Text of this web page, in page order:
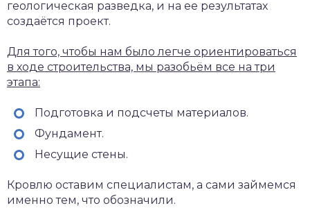
геологическая разведка, и на ее результатах
создаётся проект.
Для того, чтобы нам было легче ориентироваться
в ходе строительства, мы разобьём все на три
этапа:
Подготовка и подсчеты материалов.
Фундамент.
Несущие стены.
Кровлю оставим специалистам, а сами займемся
именно тем, что обозначили.